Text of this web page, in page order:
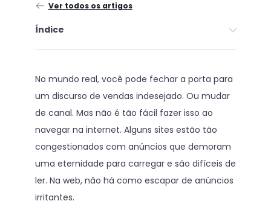
Ver todos os artigos
Índice
No mundo real, você pode fechar a porta para
um discurso de vendas indesejado. Ou mudar
de canal. Mas não é tão fácil fazer isso ao
navegar na internet. Alguns sites estão tão
congestionados com anúncios que demoram
uma eternidade para carregar e são difíceis de
ler. Na web, não há como escapar de anúncios
irritantes.